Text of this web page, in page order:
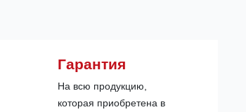
Гарантия
На всю продукцию,
которая приобретена в